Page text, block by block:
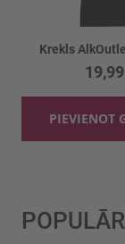
PIEVIENOT